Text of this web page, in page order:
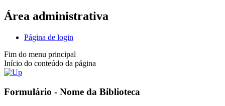
Área administrativa
Página de login
Fim do menu principal
Início do conteúdo da página
Formulário - Nome da Biblioteca